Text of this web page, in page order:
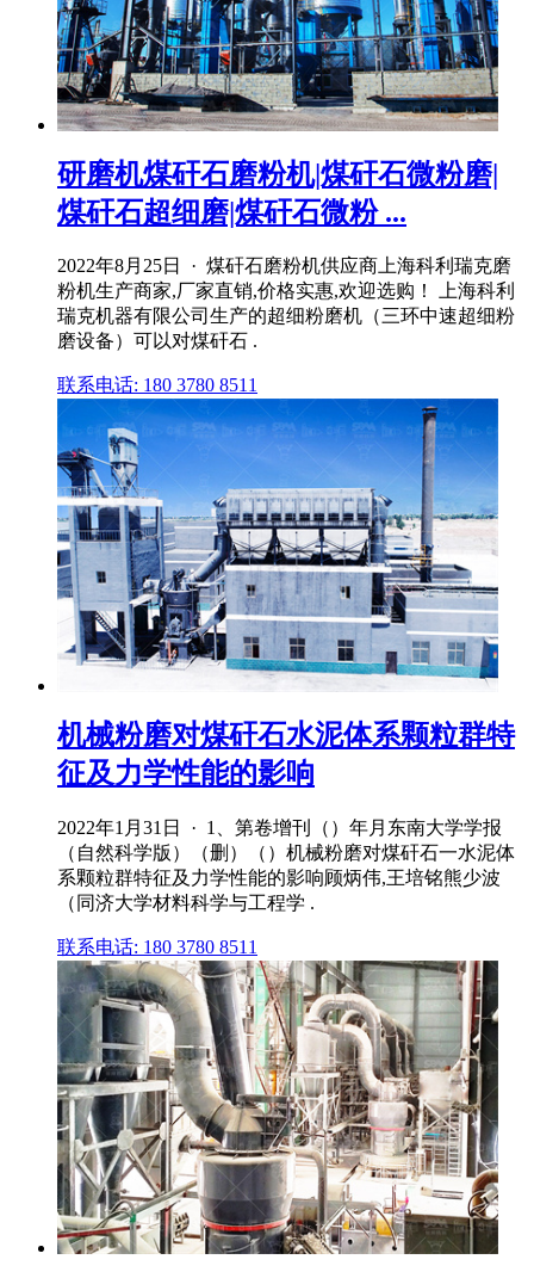
研磨机煤矸石磨粉机|煤矸石微粉磨|
煤矸石超细磨|煤矸石微粉 ...
2022年8月25日 · 煤矸石磨粉机供应商上海科利瑞克磨
粉机生产商家,厂家直销,价格实惠,欢迎选购！ 上海科利
瑞克机器有限公司生产的超细粉磨机（三环中速超细粉
磨设备）可以对煤矸石 .
联系电话: 180 3780 8511
机械粉磨对煤矸石水泥体系颗粒群特
征及力学性能的影响
2022年1月31日 · 1、第卷增刊（）年月东南大学学报
（自然科学版）（删）（）机械粉磨对煤矸石一水泥体
系颗粒群特征及力学性能的影响顾炳伟,王培铭熊少波
（同济大学材料科学与工程学 .
联系电话: 180 3780 8511